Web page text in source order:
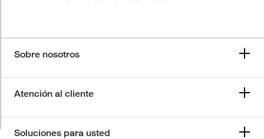
Sobre nosotros
Atención al cliente
Soluciones para usted